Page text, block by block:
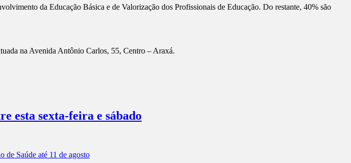
da Educação Básica e de Valorização dos Profissionais de Educação. Do restante, 40% são
na Avenida Antônio Carlos, 55, Centro – Araxá.
esta sexta-feira e sábado